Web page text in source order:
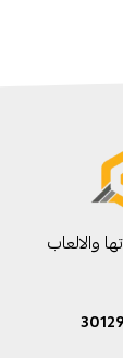
والالعاب